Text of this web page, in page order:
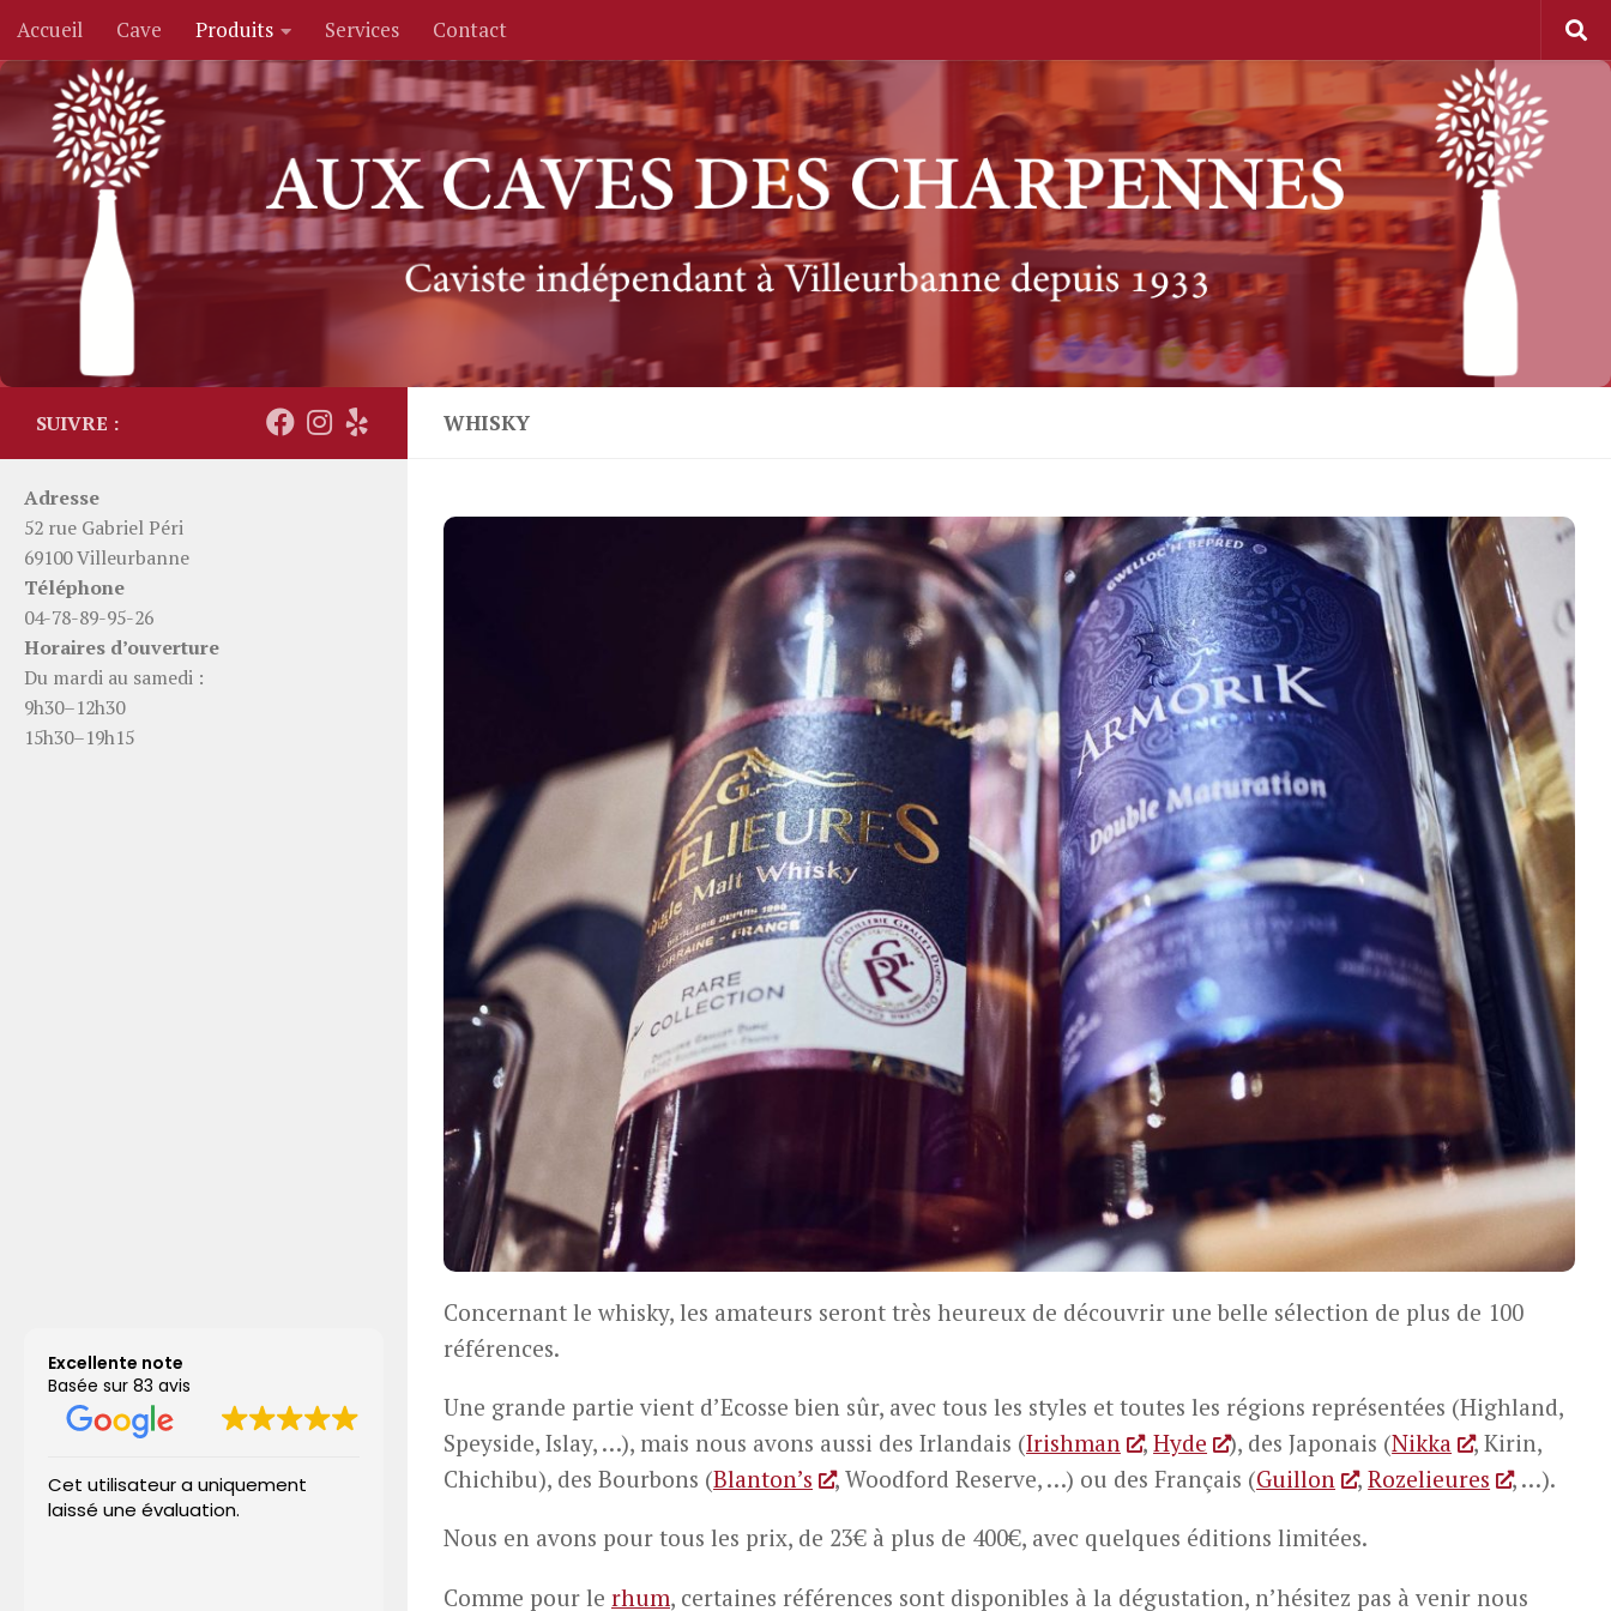
Skip to content
Accueil Cave Produits Services Contact
WHISKY
Concernant le whisky, les amateurs seront très heureux de découvrir une belle sélection de plus de 100
références.
Une grande partie vient d’Ecosse bien sûr, avec tous les styles et toutes les régions représentées (Highland,
Speyside, Islay, …), mais nous avons aussi des Irlandais (Irishman ,Hyde ), des Japonais (Nikka
, Kirin,
Chichibu), des Bourbons (Blanton’s , Woodford Reserve, …) ou des Français (Guillon ,Rozelieures
, …).
Nous en avons pour tous les prix, de 23€ à plus de 400€, avec quelques éditions limitées.
Comme pour le rhum, certaines références sont disponibles à la dégustation, n’hésitez pas à venir nous
SUIVRE :
Adresse
52 rue Gabriel Péri
69100 Villeurbanne
Téléphone
04-78-89-95-26
Horaires d’ouverture
Du mardi au samedi :
9h30–12h30
15h30–19h15
Excellente note
Basée sur 83 avis
Cet utilisateur a uniquement
laissé une évaluation.
Aux caves des charpennes nous a
(vins rouge et blanc, Cerdons et
champagne), et nous en sommes
ravis. De très bon conseils, la
Lire la suite
Très bons choix et conseils de la
bienveillant et à l’écoute! Je
recommande!
Très bon accueil, bien conseillé.. je
Toujours de